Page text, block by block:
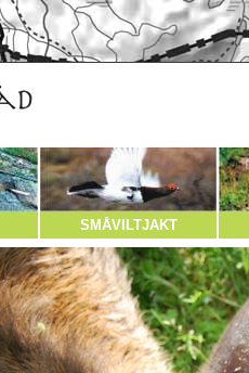
SMÅVILTJAKT